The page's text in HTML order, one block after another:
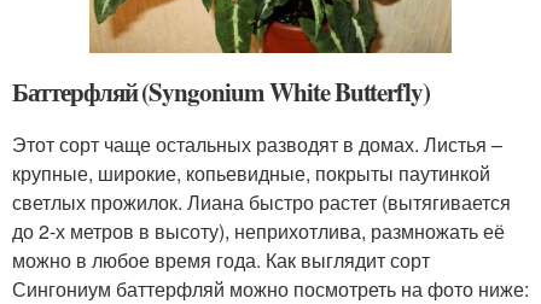
Баттерфляй (Syngonium White Butterfly)
Этот сорт чаще остальных разводят в домах. Листья –
крупные, широкие, копьевидные, покрыты паутинкой
светлых прожилок. Лиана быстро растет (вытягивается
до 2-х метров в высоту), неприхотлива, размножать её
можно в любое время года. Как выглядит сорт
Сингониум баттерфляй можно посмотреть на фото ниже: